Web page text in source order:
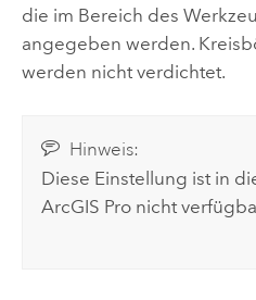
die im Bereich des
angegeben werden.
werden nicht verdichtet.
Hinweis:
Diese Einstellung ist in
ArcGIS Pro nicht